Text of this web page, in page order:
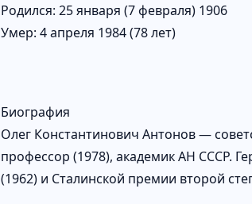
Родился: 25 января (7 февраля) 1906
Умер: 4 апреля 1984 (78 лет)
Биография
Олег Константинович Антонов —
профессор (1978), академик АН СССР.
(1962) и Сталинской премии второй